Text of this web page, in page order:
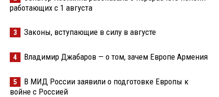
работающих с 1 августа
3 Законы, вступающие в силу в августе
4 Владимир Джабаров — о том, зачем Европе Армения
5
В МИД России заявили о подготовке Европы к
войне с Россией